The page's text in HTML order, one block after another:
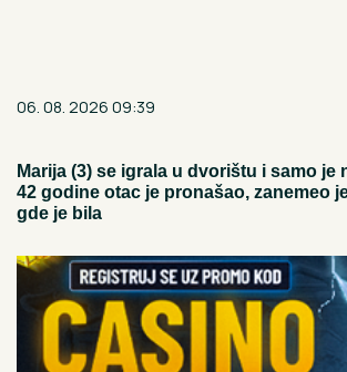
06. 08. 2026 09:39
Marija (3) se igrala u dvorištu i samo je
42 godine otac je pronašao, zanemeo
gde je bila